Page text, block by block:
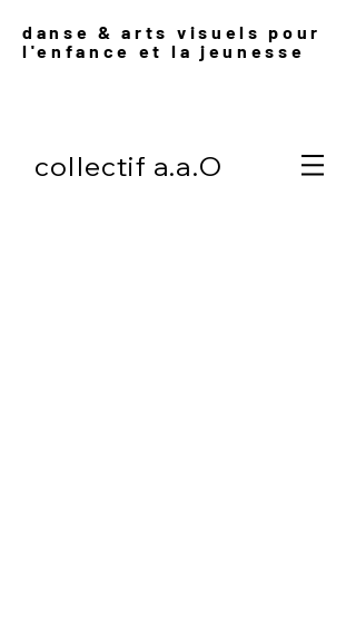
danse & arts visuels pour
l'enfance et l a jeunesse
collectif a.a.O